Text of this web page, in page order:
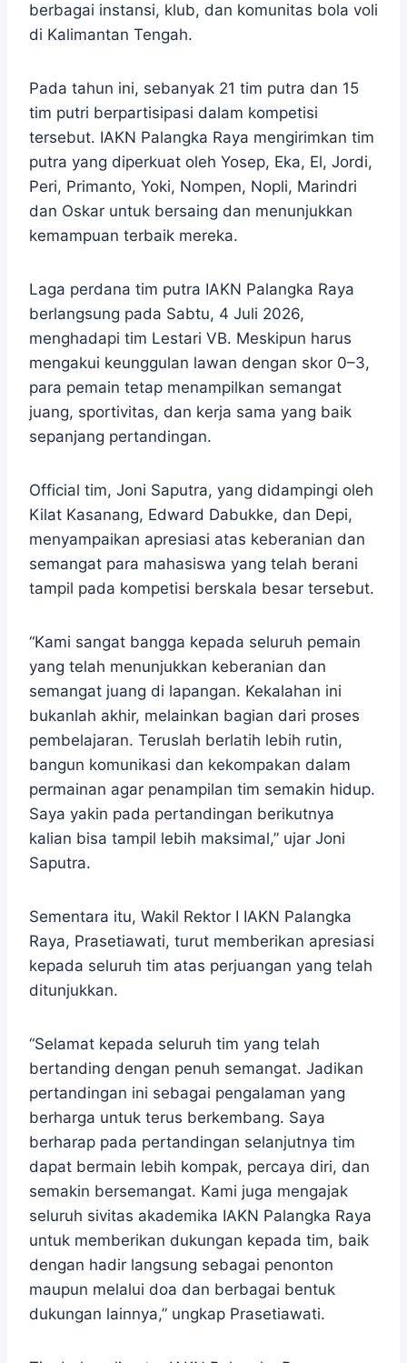
berbagai instansi, klub, dan komunitas bola voli
di Kalimantan Tengah.
Pada tahun ini, sebanyak 21 tim putra dan 15
tim putri berpartisipasi dalam kompetisi
tersebut. IAKN Palangka Raya mengirimkan tim
putra yang diperkuat oleh Yosep, Eka, El, Jordi,
Peri, Primanto, Yoki, Nompen, Nopli, Marindri
dan Oskar untuk bersaing dan menunjukkan
kemampuan terbaik mereka.
Laga perdana tim putra IAKN Palangka Raya
berlangsung pada Sabtu, 4 Juli 2026,
menghadapi tim Lestari VB. Meskipun harus
mengakui keunggulan lawan dengan skor 0–3,
para pemain tetap menampilkan semangat
juang, sportivitas, dan kerja sama yang baik
sepanjang pertandingan.
Official tim, Joni Saputra, yang didampingi oleh
Kilat Kasanang, Edward Dabukke, dan Depi,
menyampaikan apresiasi atas keberanian dan
semangat para mahasiswa yang telah berani
tampil pada kompetisi berskala besar tersebut.
“Kami sangat bangga kepada seluruh pemain
yang telah menunjukkan keberanian dan
semangat juang di lapangan. Kekalahan ini
bukanlah akhir, melainkan bagian dari proses
pembelajaran. Teruslah berlatih lebih rutin,
bangun komunikasi dan kekompakan dalam
permainan agar penampilan tim semakin hidup.
Saya yakin pada pertandingan berikutnya
kalian bisa tampil lebih maksimal,” ujar Joni
Saputra.
Sementara itu, Wakil Rektor I IAKN Palangka
Raya, Prasetiawati, turut memberikan apresiasi
kepada seluruh tim atas perjuangan yang telah
ditunjukkan.
“Selamat kepada seluruh tim yang telah
bertanding dengan penuh semangat. Jadikan
pertandingan ini sebagai pengalaman yang
berharga untuk terus berkembang. Saya
berharap pada pertandingan selanjutnya tim
dapat bermain lebih kompak, percaya diri, dan
semakin bersemangat. Kami juga mengajak
seluruh sivitas akademika IAKN Palangka Raya
untuk memberikan dukungan kepada tim, baik
dengan hadir langsung sebagai penonton
maupun melalui doa dan berbagai bentuk
dukungan lainnya,” ungkap Prasetiawati.